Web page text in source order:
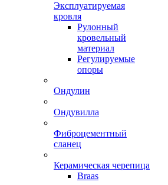
Эксплуатируемая
кровля
Рулонный
кровельный
материал
Регулируемые
опоры
Ондулин
Ондувилла
Фиброцементный
сланец
Керамическая черепица
Braas